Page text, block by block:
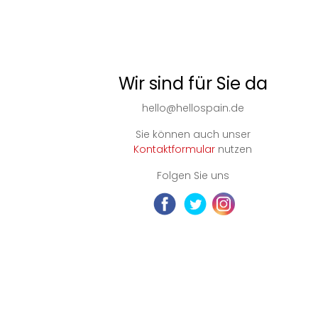
Wir sind für Sie da
hello@hellospain.de
Sie können auch unser
Kontaktformular nutzen
Folgen Sie uns